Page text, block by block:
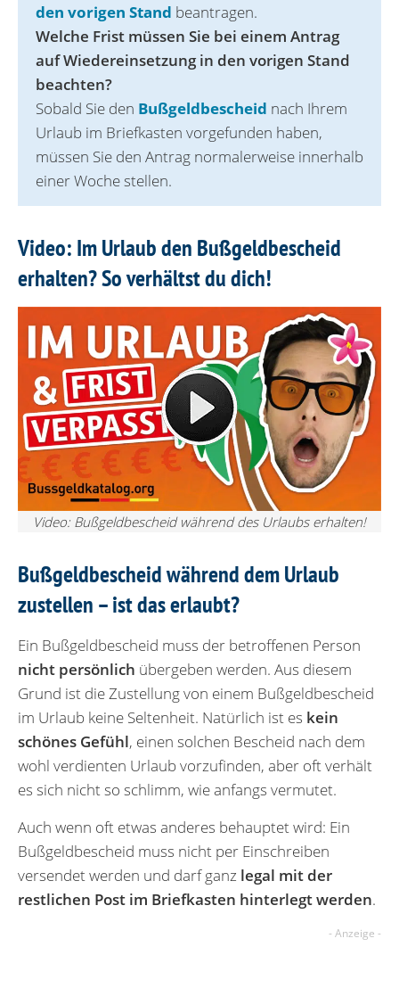
den vorigen Stand beantragen.
Welche Frist müssen Sie bei einem Antrag
auf Wiede‌reinsetzung in den vorigen Stand
beachten?
Sobald Sie den Bußgeldbescheid nach Ihrem
Urlaub im Briefkasten vorgefunden haben,
müssen Sie den Antrag normalerweise innerhalb
einer Woche stellen.
Video: Im Urlaub den Bußgeldbescheid
erhalten? So verhältst du dich!
Video: Bußgeldbescheid während des Urlaubs erhalten!
Bußgeldbescheid während dem Urlaub
zustellen – ist das erlaubt?
Ein Bußgeldbescheid muss der betroffenen Person
nicht persönlich übergeben werden. Aus diesem
Grund ist die Zustellung von einem Bußgeldbescheid
im Urlaub keine Seltenheit. Natürlich ist es kein
schönes Gefühl, einen solchen Bescheid nach dem
wohl verdienten Urlaub vorzufinden, aber oft verhält
es sich nicht so schlimm, wie anfangs vermutet.
Auch wenn oft etwas anderes behauptet wird: Ein
Bußgeldbescheid muss nicht per Einschreiben
versendet werden und darf ganz legal mit der
restlichen Post im Briefkasten hinterlegt werden.